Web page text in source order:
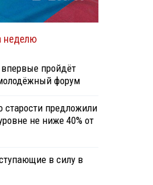
неделю
пройдёт
форум
старости предложили
не ниже 40% от
в силу в